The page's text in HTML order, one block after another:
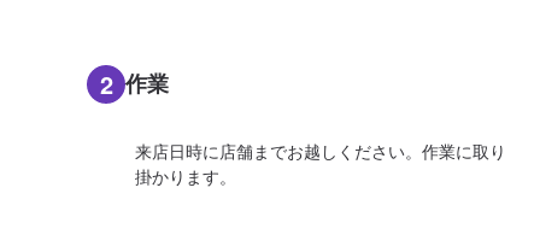
2 作業
来店日時に店舗までお越しください。作業に取り
掛かります。